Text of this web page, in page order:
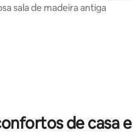
sala de madeira antiga
de casa